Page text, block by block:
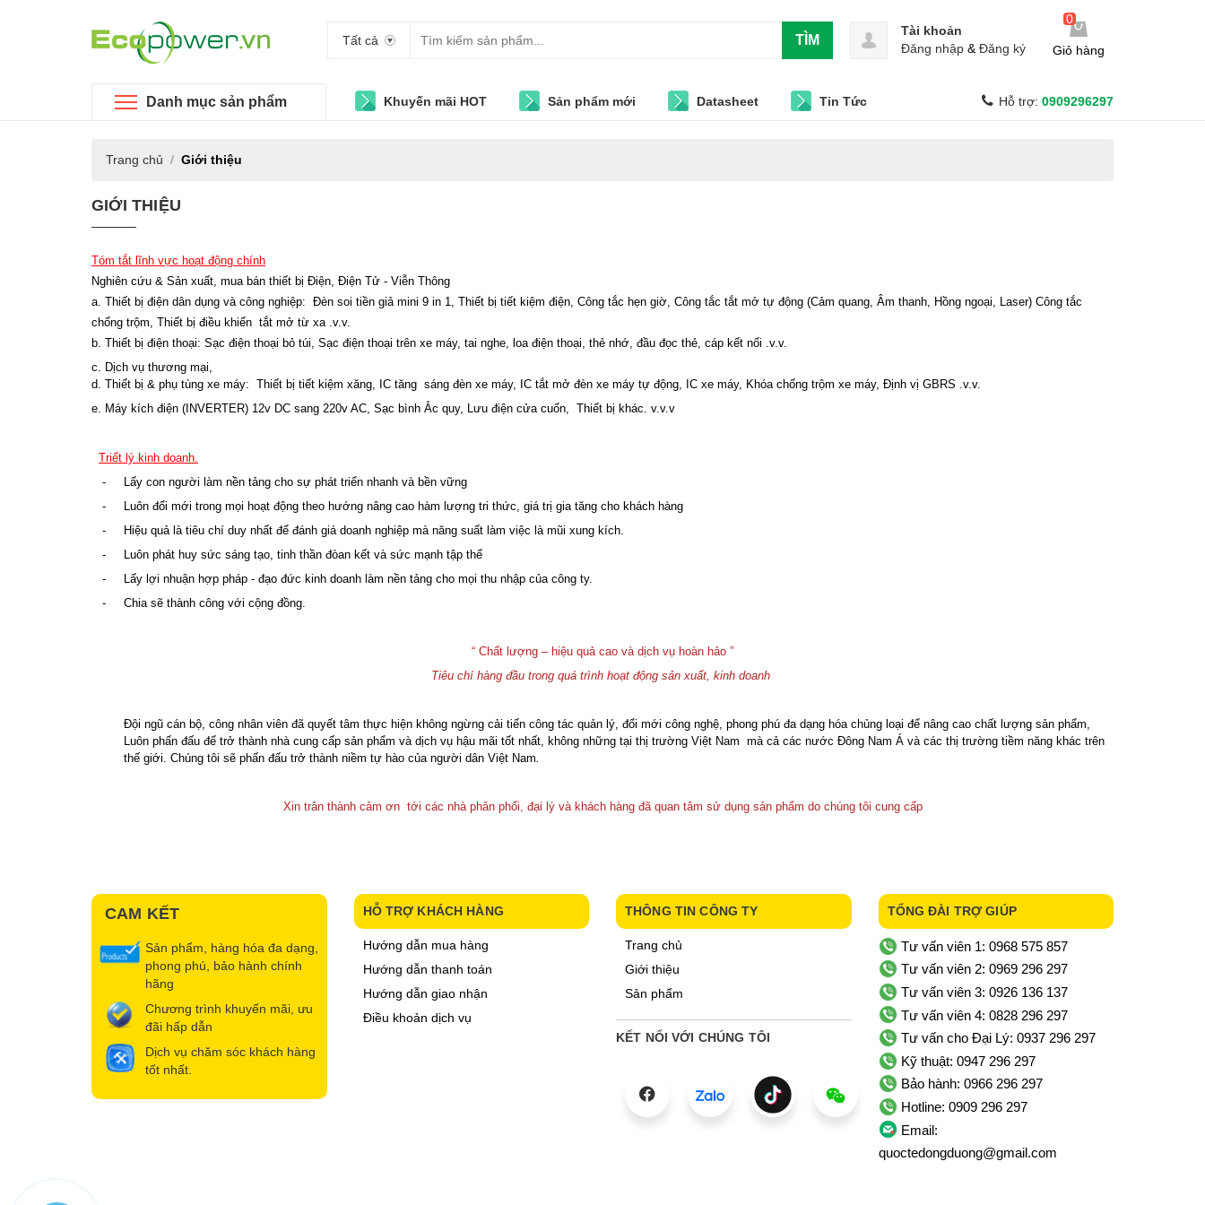
Tất cả TÌM
0
Giỏ hàng
Tài khoản
Đăng nhập & Đăng ký
Danh mục sản phẩm Khuyến mãi HOT Sản phẩm mới Datasheet Tin Tức Hỗ trợ: 0909296297
Trang chủ Giới thiệu
GIỚI THIỆU
Tóm tắt lĩnh vực hoạt động chính
Nghiên cứu & Sản xuất, mua bán thiết bị Điện, Điện Tử - Viễn Thông
a. Thiết bị điện dân dụng và công nghiệp: Đèn soi tiền giả mini 9 in 1, Thiết bị tiết kiệm điện, Công tắc hẹn giờ, Công tắc tắt mở tự động (Cảm quang, Âm thanh, Hồng ngoại, Laser) Công tắc
chống trộm, Thiết bị điều khiển tắt mở từ xa .v.v.
b. Thiết bị điện thoại: Sạc điện thoại bỏ túi, Sạc điện thoại trên xe máy, tai nghe, loa điện thoại, thẻ nhớ, đầu đọc thẻ, cáp kết nối .v.v.
c. Dịch vụ thương mại,
d. Thiết bị & phụ tùng xe máy: Thiết bị tiết kiệm xăng, IC tăng sáng đèn xe máy, IC tắt mở đèn xe máy tự động, IC xe máy, Khóa chống trộm xe máy, Định vị GBRS .v.v.
e. Máy kích điện (INVERTER) 12v DC sang 220v AC, Sạc bình Ắc quy, Lưu điện cửa cuốn, Thiết bị khác. v.v.v
Triết lý kinh doanh.
- Lấy con người làm nền tảng cho sự phát triển nhanh và bền vững
- Luôn đổi mới trong mọi hoạt động theo hướng nâng cao hàm lượng tri thức, giá trị gia tăng cho khách hàng
- Hiệu quả là tiêu chí duy nhất để đánh giá doanh nghiệp mà năng suất làm việc là mũi xung kích.
- Luôn phát huy sức sáng tạo, tinh thần đòan kết và sức mạnh tập thể
- Lấy lợi nhuận hợp pháp - đạo đức kinh doanh làm nền tảng cho mọi thu nhập của công ty.
- Chia sẽ thành công với cộng đồng.
“ Chất lượng – hiệu quả cao và dịch vụ hoàn hảo ”
Tiêu chí hàng đầu trong quá trình hoạt động sản xuất, kinh doanh
Đội ngũ cán bộ, công nhân viên đã quyết tâm thực hiện không ngừng cải tiến công tác quản lý, đổi mới công nghệ, phong phú đa dạng hóa chủng loại để nâng cao chất lượng sản phẩm,
Luôn phấn đấu để trở thành nhà cung cấp sản phẩm và dịch vụ hậu mãi tốt nhất, không những tại thị trường Việt Nam mà cả các nước Đông Nam Á và các thị trường tiềm năng khác trên
thế giới. Chúng tôi sẽ phấn đấu trở thành niềm tự hào của người dân Việt Nam.
Xin trân thành cảm ơn tới các nhà phân phối, đại lý và khách hàng đã quan tâm sử dụng sản phẩm do chúng tôi cung cấp
CAM KẾT
Sản phẩm, hàng hóa đa dạng,
phong phú, bảo hành chính
hãng
Chương trình khuyến mãi, ưu
đãi hấp dẫn
Dịch vụ chăm sóc khách hàng
tốt nhất.
HỖ TRỢ KHÁCH HÀNG
Hướng dẫn mua hàng
Hướng dẫn thanh toán
Hướng dẫn giao nhận
Điều khoản dịch vụ
THÔNG TIN CÔNG TY
Trang chủ
Giới thiệu
Sản phẩm
KẾT NỐI VỚI CHÚNG TÔI
TỔNG ĐÀI TRỢ GIÚP
Tư vấn viên 1: 0968 575 857
Tư vấn viên 2: 0969 296 297
Tư vấn viên 3: 0926 136 137
Tư vấn viên 4: 0828 296 297
Tư vấn cho Đại Lý: 0937 296 297
Kỹ thuật: 0947 296 297
Bảo hành: 0966 296 297
Hotline: 0909 296 297
Email:
quoctedongduong@gmail.com